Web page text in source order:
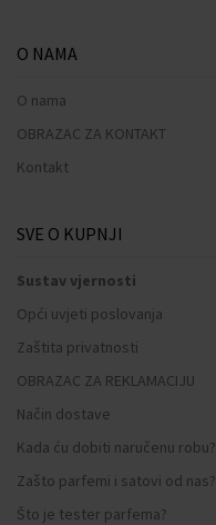
O NAMA
O nama
OBRAZAC ZA KONTAKT
Kontakt
SVE O KUPNJI
Sustav vjernosti
Opći uvjeti poslovanja
Zaštita privatnosti
OBRAZAC ZA REKLAMACIJU
Način dostave
Kada ću dobiti naručenu robu?
Zašto parfemi i satovi od nas?
Što je tester parfema?